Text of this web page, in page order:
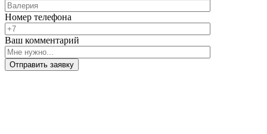
Номер телефона
Ваш комментарий
Отправить заявку